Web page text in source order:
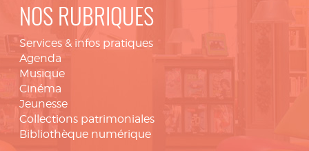
NOS RUBRIQUES
Services & infos pratiques
Agenda
Musique
Cinéma
Jeunesse
Collections patrimoniales
Bibliothèque numérique